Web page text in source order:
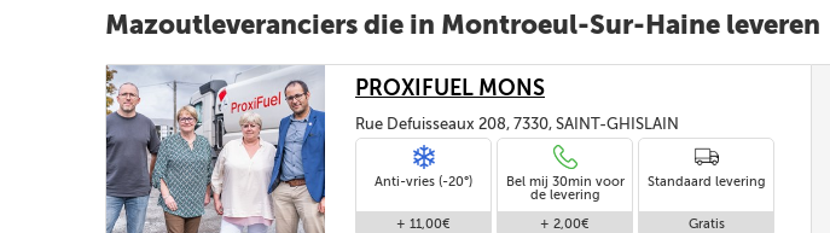
Mazoutleveranciers die in Montroeul-Sur-Haine leveren
PROXIFUEL MONS
Rue Defuisseaux 208, 7330, SAINT-GHISLAIN
Anti-vries (-20°)
+ 11,00€
Bel mij 30min voor
de levering
+ 2,00€
Standaard levering
Gratis